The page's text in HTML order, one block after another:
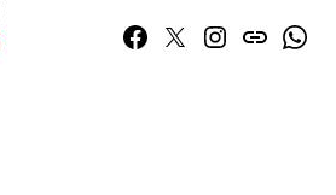
Facebook
TwitterInstagram
issuu